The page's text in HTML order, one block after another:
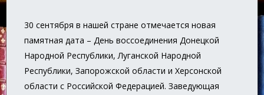
30 сентября в нашей стране отмечается новая
памятная дата – День воссоединения Донецкой
Народной Республики, Луганской Народной
Республики, Запорожской области и Херсонской
области с Российской Федерацией. Заведующая